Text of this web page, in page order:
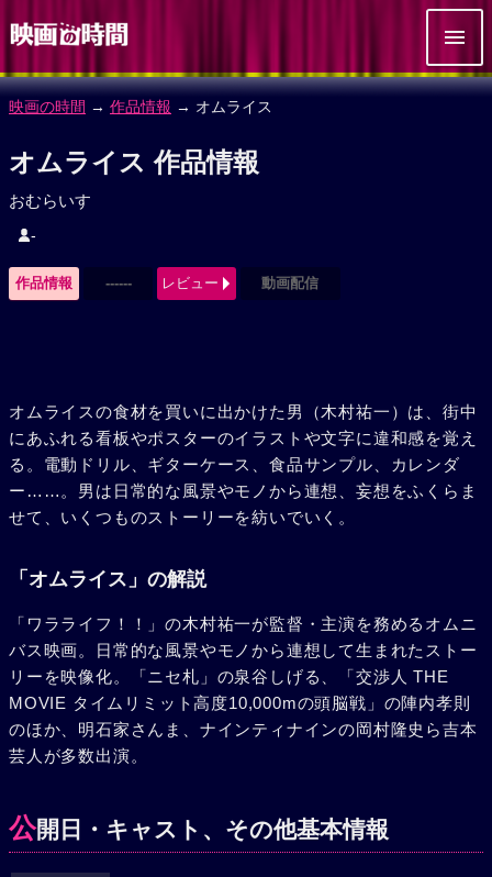
映画の時間 → 作品情報 → オムライス
オムライス 作品情報
おむらいす
-
作品情報 ------ レビュー 動画配信
オムライスの食材を買いに出かけた男（木村祐一）は、街中
にあふれる看板やポスターのイラストや文字に違和感を覚え
る。電動ドリル、ギターケース、食品サンプル、カレンダ
ー……。男は日常的な風景やモノから連想、妄想をふくらま
せて、いくつものストーリーを紡いでいく。
「オムライス」の解説
「ワラライフ！！」の木村祐一が監督・主演を務めるオムニ
バス映画。日常的な風景やモノから連想して生まれたストー
リーを映像化。「ニセ札」の泉谷しげる、「交渉人 THE
MOVIE タイムリミット高度10,000mの頭脳戦」の陣内孝則
のほか、明石家さんま、ナインティナインの岡村隆史ら吉本
芸人が多数出演。
公開日・キャスト、その他基本情報